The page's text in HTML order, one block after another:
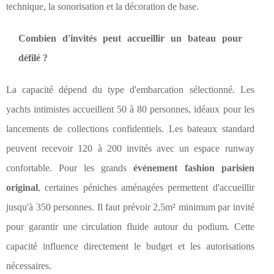
technique, la sonorisation et la décoration de base.
Combien d'invités peut accueillir un bateau pour
défilé ?
La capacité dépend du type d'embarcation sélectionné. Les
yachts intimistes accueillent 50 à 80 personnes, idéaux pour les
lancements de collections confidentiels. Les bateaux standard
peuvent recevoir 120 à 200 invités avec un espace runway
confortable. Pour les grandsévénement fashion parisien
original, certaines péniches aménagées permettent d'accueillir
jusqu'à 350 personnes. Il faut prévoir 2,5m² minimum par invité
pour garantir une circulation fluide autour du podium. Cette
capacité influence directement le budget et les autorisations
nécessaires.